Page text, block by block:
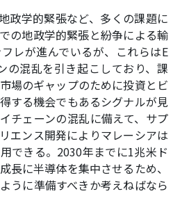
政学的緊張など、多くの課題に
の地政学的緊張と紛争による輸
レが進んでいるが、これらはE
の混乱を引き起こしており、課
場のギャップのために投資とビ
する機会でもあるシグナルが見
チェーンの混乱に備えて、サプ
エンス開発によりマレーシアは
できる。2030年までに1兆米ド
長に半導体を集中させるため、
うに準備すべきか考えねばなら